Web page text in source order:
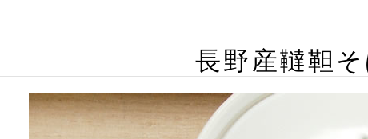
長野産韃靼